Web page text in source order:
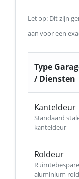
Let op: Dit zijn
aan voor een
Type
/ Diensten
Kanteldeur
Standaard
kanteldeur
Roldeur
aluminium